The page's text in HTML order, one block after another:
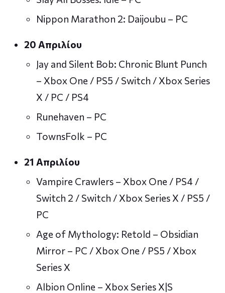
Nippon Marathon 2: Daijoubu – PC
20 Απριλίου
Jay and Silent Bob: Chronic Blunt Punch
– Xbox One / PS5 / Switch / Xbox Series
X / PC / PS4
Runehaven – PC
TownsFolk – PC
21 Απριλίου
Vampire Crawlers – Xbox One / PS4 /
Switch 2 / Switch / Xbox Series X / PS5 /
PC
Age of Mythology: Retold – Obsidian
Mirror – PC / Xbox One / PS5 / Xbox
Series X
Albion Online – Xbox Series X|S